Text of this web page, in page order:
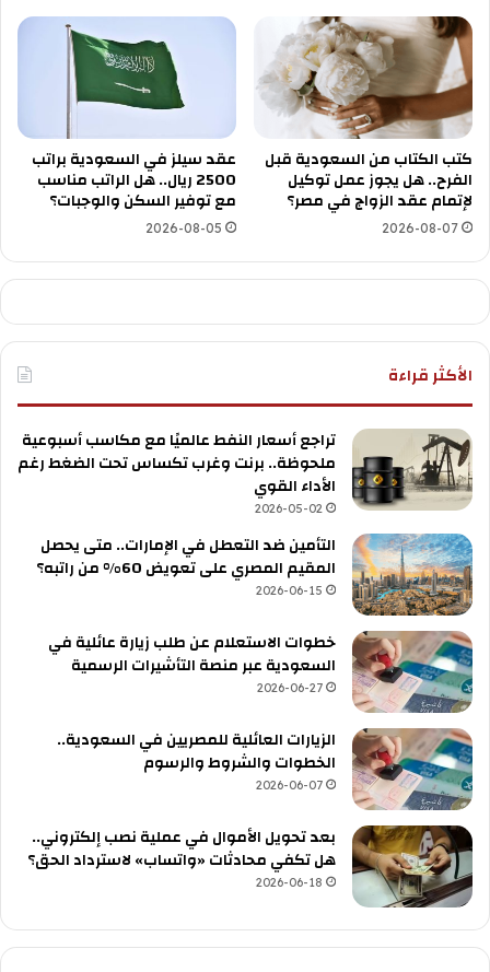
كتب الكتاب من السعودية قبل
الفرح.. هل يجوز عمل توكيل
لإتمام عقد الزواج في مصر؟
2026-08-07
عقد سيلز في السعودية براتب
2500 ريال.. هل الراتب مناسب
مع توفير السكن والوجبات؟
2026-08-05
الأكثر قراءة
تراجع أسعار النفط عالميًا مع مكاسب أسبوعية
ملحوظة.. برنت وغرب تكساس تحت الضغط رغم
الأداء القوي
2026-05-02
التأمين ضد التعطل في الإمارات.. متى يحصل
المقيم المصري على تعويض 60% من راتبه؟
2026-06-15
خطوات الاستعلام عن طلب زيارة عائلية في
السعودية عبر منصة التأشيرات الرسمية
2026-06-27
الزيارات العائلية للمصريين في السعودية..
الخطوات والشروط والرسوم
2026-06-07
بعد تحويل الأموال في عملية نصب إلكتروني..
هل تكفي محادثات «واتساب» لاسترداد الحق؟
2026-06-18